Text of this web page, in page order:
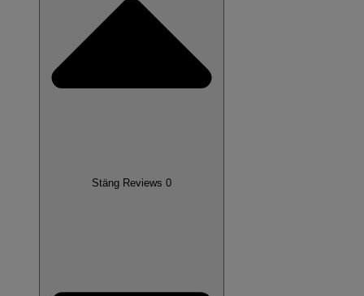
Stäng Reviews 0